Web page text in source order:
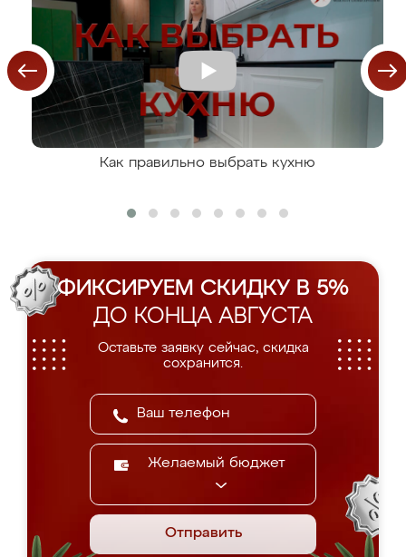
Как правильно выбрать кухню
ФИКСИРУЕМ СКИДКУ В 5%
ДО КОНЦА АВГУСТА
Оставьте заявку сейчас, скидка
сохранится.
Желаемый бюджет
Отправить